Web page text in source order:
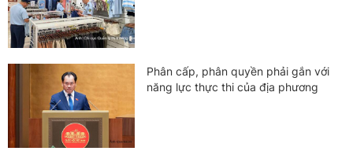
Phân cấp, phân quyền phải gắn với
năng lực thực thi của địa phương